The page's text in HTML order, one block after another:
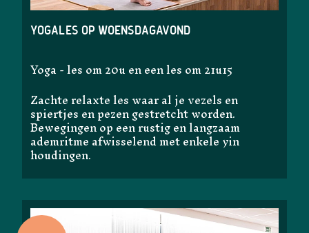
Yogales op woensdagavond
Yoga - les om 20u en een les om 21u15
Zachte relaxte les waar al je vezels en
spiertjes en pezen gestretcht worden.
Bewegingen op een rustig en langzaam
ademritme afwisselend met enkele yin
houdingen.